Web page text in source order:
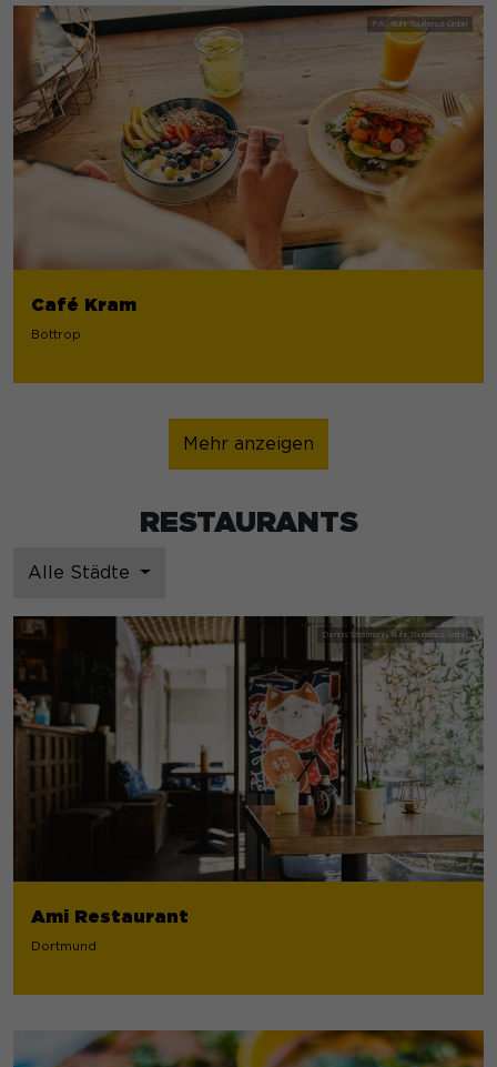
Café Kram
Bottrop
Mehr anzeigen
RESTAURANTS
Alle Städte
Ami Restaurant
Dortmund